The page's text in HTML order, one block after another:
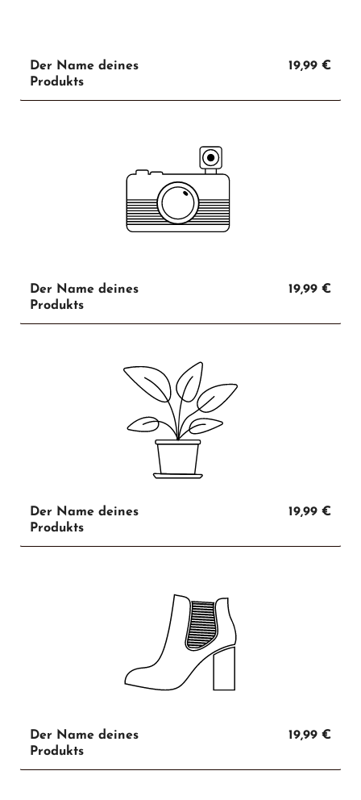
Der Name deines
Produkts
19,99 €
Der Name deines
Produkts
19,99 €
Der Name deines
Produkts
19,99 €
Der Name deines
Produkts
19,99 €